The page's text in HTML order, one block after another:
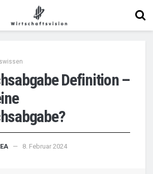
Definition –
8. Februar 2024